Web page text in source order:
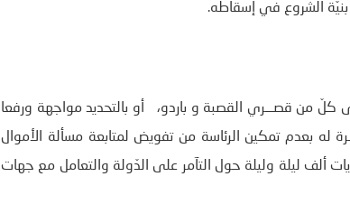
بنيّة الشروع في إسقاطه.
كلّ من قصـــري القصبة و باردو، أو بالتحديد مواجهة ورفعا
بعدم تمكين الرئاسة من تفويض لمتابعة مسألة الأموال
ألف ليلة وليلة حول التآمر على الدّولة والتعامل مع جهات